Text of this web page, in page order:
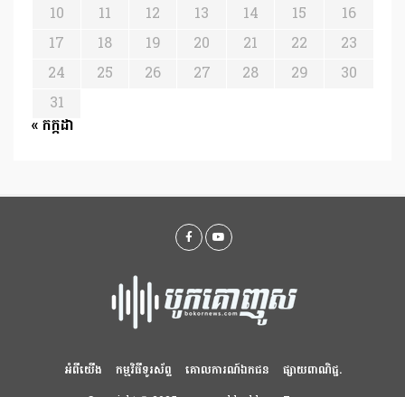
10
11 12 13 14 15
16
17
18 19 20 21 22
23
24
25 26 27 28 29
30
31
« កក្កដា
អំពីយើង កម្មវិធីទូរស័ព្ទ គោលការណ៍ឯកជន
ផ្សាយពាណិជ្ជ.